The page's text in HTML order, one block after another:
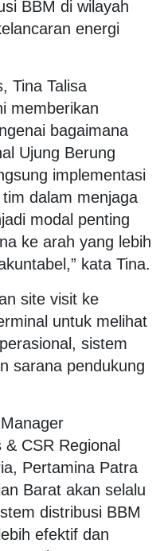
BBM di wilayah
energi
Tina Talisa
memberikan
bagaimana
Ujung Berung
implementasi
dalam menjaga
modal penting
ke arah yang lebih
kata Tina.
site visit ke
untuk melihat
sistem
sarana pendukung
CSR Regional
Pertamina Patra
Barat akan selalu
distribusi BBM
efektif dan